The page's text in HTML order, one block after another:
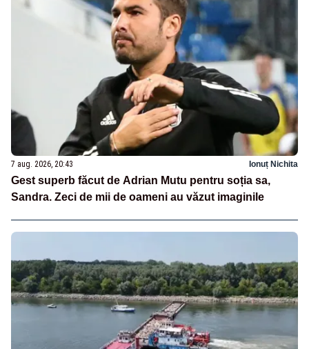
7 aug. 2026, 20:43 Ionuț Nichita
Gest superb făcut de Adrian Mutu pentru soția sa,
Sandra. Zeci de mii de oameni au văzut imaginile